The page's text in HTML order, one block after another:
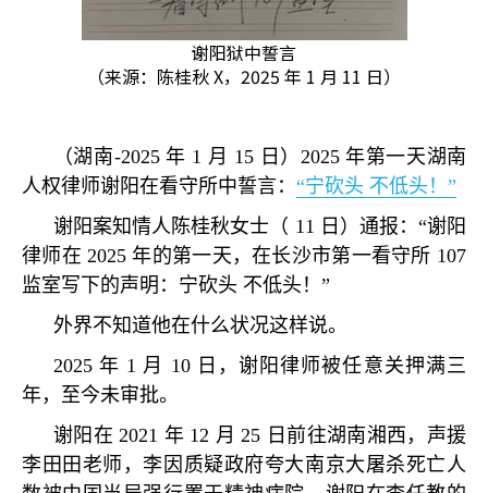
谢阳狱中誓言
（来源：陈桂秋 X，2025 年 1 月 11 日）
（湖南-2025年 1 月 15 日） 2025年第一天湖南
人权律师谢阳在看守所中誓言： “宁砍头 不低头！ ”
谢阳案知情人陈桂秋女士（ 11 日）通报： “谢阳
律师在 2025年的第一天，在长沙市第一看守所 107
监室写下的声明：宁砍头 不低头！ ”
外界不知道他在什么状况这样说。
2025 年 1 月 10 日，谢阳律师被任意关押满三
年，至今未审批。
谢阳在 2021 年 12 月 25 日前往湖南湘西，声援
李田田老师，李因质疑政府夸大南京大屠杀死亡人